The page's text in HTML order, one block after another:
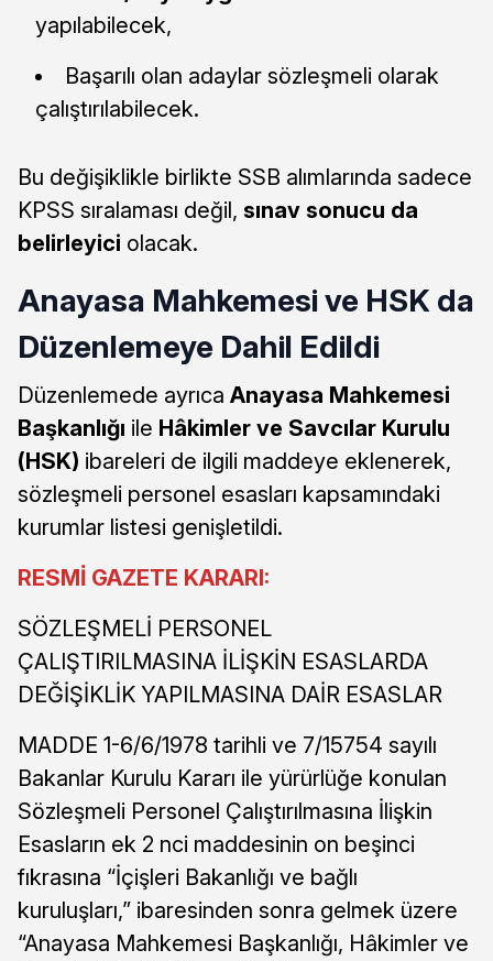
yapılabilecek,
Başarılı olan adaylar sözleşmeli olarak
çalıştırılabilecek.
Bu değişiklikle birlikte SSB alımlarında sadece
KPSS sıralaması değil, sınav sonucu da
belirleyici olacak.
Anayasa Mahkemesi ve HSK da
Düzenlemeye Dahil Edildi
Düzenlemede ayrıca Anayasa Mahkemesi
Başkanlığı ile Hâkimler ve Savcılar Kurulu
(HSK) ibareleri de ilgili maddeye eklenerek,
sözleşmeli personel esasları kapsamındaki
kurumlar listesi genişletildi.
RESMİ GAZETE KARARI:
SÖZLEŞMELİ PERSONEL
ÇALIŞTIRILMASINA İLİŞKİN ESASLARDA
DEĞİŞİKLİK YAPILMASINA DAİR ESASLAR
MADDE 1-6/6/1978 tarihli ve 7/15754 sayılı
Bakanlar Kurulu Kararı ile yürürlüğe konulan
Sözleşmeli Personel Çalıştırılmasına İlişkin
Esasların ek 2 nci maddesinin on beşinci
fıkrasına “İçişleri Bakanlığı ve bağlı
kuruluşları,” ibaresinden sonra gelmek üzere
“Anayasa Mahkemesi Başkanlığı, Hâkimler ve